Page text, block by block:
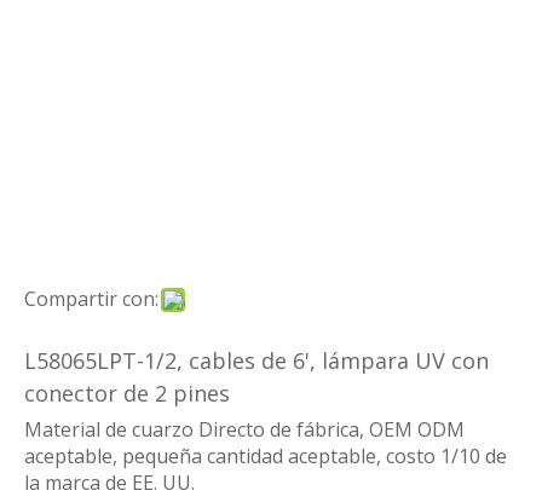
Compartir con:
L58065LPT-1/2, cables de 6', lámpara UV con
conector de 2 pines
Material de cuarzo Directo de fábrica, OEM ODM
aceptable, pequeña cantidad aceptable, costo 1/10 de
la marca de EE. UU.